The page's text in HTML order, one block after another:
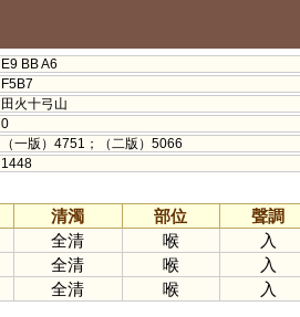
E9 BB A6
F5B7
田火十弓山
0
（一版）4751；（二版）5066
1448
清濁 部位 聲調
全清 喉 入
全清 喉 入
全清 喉 入